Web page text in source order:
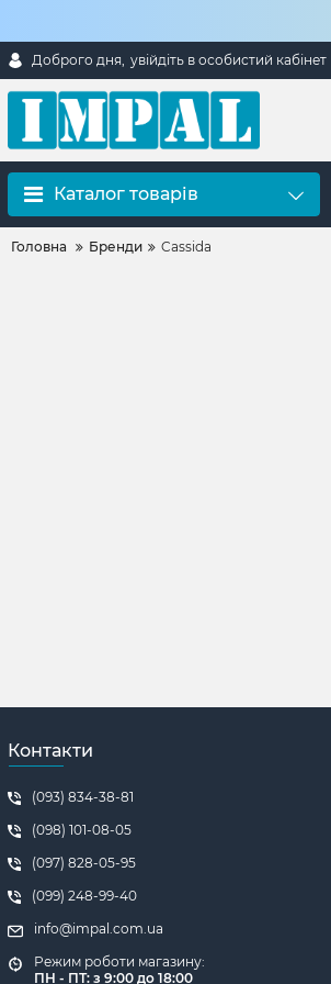
Доброго дня, увійдіть в особистий кабінет
Каталог товарів
Головна Бренди Cassida
Контакти
(093) 834-38-81
(098) 101-08-05
(097) 828-05-95
(099) 248-99-40
info@impal.com.ua
Режим роботи магазину:
ПН - ПТ: з 9:00 до 18:00